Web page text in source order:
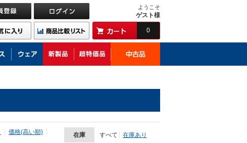
ようこそ
ゲスト様
0
価格(高い順)
在庫 すべて 在庫あり